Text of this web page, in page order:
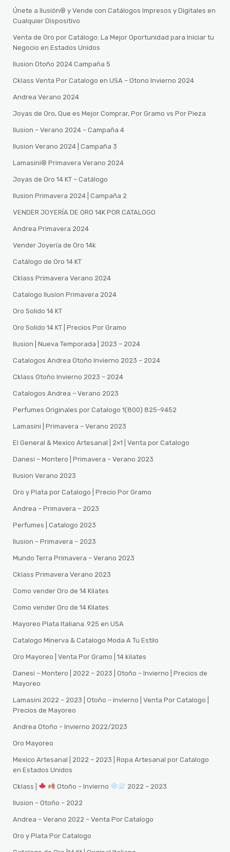
Únete a Ilusión® y Vende con Catálogos Impresos y Digitales en
Cualquier Dispositivo
Venta de Oro por Catálogo: La Mejor Oportunidad para Iniciar tu
Negocio en Estados Unidos
Ilusion Otoño 2024 Campaña 5
Cklass Venta Por Catalogo en USA – Otono Invierno 2024
Andrea Verano 2024
Joyas de Oro, Que es Mejor Comprar, Por Gramo vs Por Pieza
Ilusion – Verano 2024 – Campaña 4
Ilusion Verano 2024 | Campaña 3
Lamasini®️ Primavera Verano 2024
Joyas de Oro 14 KT – Catálogo
Ilusion Primavera 2024 | Campaña 2
VENDER JOYERÍA DE ORO 14K POR CATALOGO
Andrea Primavera 2024
Vender Joyería de Oro 14k
Catálogo de Oro 14 KT
Cklass Primavera Verano 2024
Catalogo Ilusion Primavera 2024
Oro Solido 14 KT
Oro Solido 14 KT | Precios Por Gramo
Ilusion | Nueva Temporada | 2023 – 2024
Catalogos Andrea Otoño Invierno 2023 – 2024
Cklass Otoño Invierno 2023 – 2024
Catalogos Andrea – Verano 2023
Perfumes Originales por Catalogo 1(800) 825-9452
Lamasini | Primavera – Verano 2023
El General & Mexico Artesanal | 2×1 | Venta por Catalogo
Danesi – Montero | Primavera – Verano 2023
Ilusion Verano 2023
Oro y Plata por Catalogo | Precio Por Gramo
Andrea – Primavera – 2023
Perfumes | Catalogo 2023
Ilusion – Primavera – 2023
Mundo Terra Primavera – Verano 2023
Cklass Primavera Verano 2023
Como vender Oro de 14 Kilates
Como vender Oro de 14 Kilates
Mayoreo Plata Italiana .925 en USA
Catalogo Minerva & Catalogo Moda A Tu Estilo
Oro Mayoreo | Venta Por Gramo | 14 kilates
Danesi – Montero | 2022 – 2023 | Otoño – Invierno | Precios de
Mayoreo
Lamasini 2022 – 2023 | Otoño – Invierno | Venta Por Catalogo |
Precios de Mayoreo
Andrea Otoño – Invierno 2022/2023
Oro Mayoreo
Mexico Artesanal | 2022 – 2023 | Ropa Artesanal por Catalogo
en Estados Unidos
Cklass | Otoño – Invierno 2022 – 2023
Ilusion – Otoño – 2022
Andrea – Verano 2022 – Venta Por Catalogo
Oro y Plata Por Catalogo